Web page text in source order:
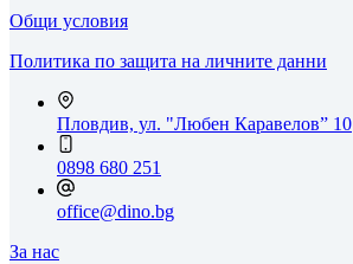
Общи условия
Политика по защита на личните данни
Пловдив, ул. "Любен Каравелов” 10
0898 680 251
office@dino.bg
За нас